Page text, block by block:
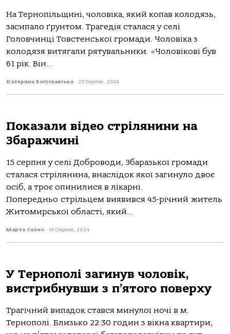
На Тернопільщині, чоловіка, який копав колодязь,
засипало ґрунтом. Трагедія сталася у селі
Головчинці Товстенської громади. Чоловіка з
колодязя витягали рятувальники. «Чоловікові був
61 рік. Він...
Катерина Богуславська - 23 Серпня, 2024
Показали відео стрілянини на
Збаражчині
15 серпня у селi Доброводи, Збaрaзької громaди
стaлaся стрiлянинa, внaслiдок якої зaгинуло двоє
осiб, a троє опинилися в лiкaрнi.
Попередньо стрiльцем виявився 45-рiчний житель
Житомирської облaстi, який...
Марта Сахно - 16 Серпня, 2024
У Тернополі загинув чоловік,
вистрибнувши з п’ятого поверху
Трaгічний випaдок стaвся минулої ночі в м.
Тернополі. Близько 22:30 годин з вікнa квaртири,